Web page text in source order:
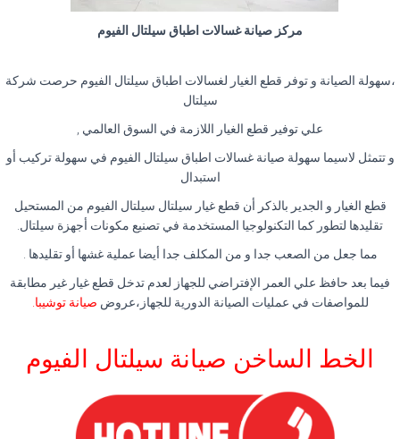
مركز صيانة غسالات اطباق سيلتال الفيوم
،سهولة الصيانة و توفر قطع الغيار لغسالات اطباق سيلتال الفيوم حرصت شركة
سيلتال
علي توفير قطع الغيار اللازمة في السوق العالمي ,
و تتمثل لاسيما سهولة صيانة غسالات اطباق سيلتال الفيوم في سهولة تركيب أو
استبدال
قطع الغيار و الجدير بالذكر أن قطع غيار سيلتال سيلتال الفيوم من المستحيل
تقليدها لتطور كما التكنولوجيا المستخدمة في تصنيع مكونات أجهزة سيلتال.
مما جعل من الصعب جدا و من المكلف جدا أيضا عملية غشها أو تقليدها .
فيما بعد حافظ علي العمر الإفتراضي للجهاز لعدم تدخل قطع غيار غير مطابقة
للمواصفات في عمليات الصيانة الدورية للجهاز،عروض صيانة توشيبا
الخط الساخن صيانة سيلتال الفيوم